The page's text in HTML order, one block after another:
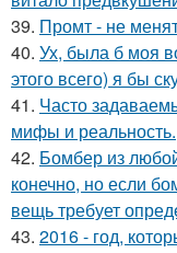
39. Промт - не
40. Ух, была б моя
этого всего) я бы
41. Часто
мифы и реальность.
42. Бомбер из
конечно, но если
вещь требует
43. 2016 - год,